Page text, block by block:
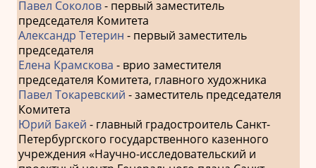
Павел Соколов- первый заместитель
председателя Комитета
Александр Тетерин - первый заместитель
председателя
Елена Крамскова - врио заместителя
председателя Комитета, главного художника
Павел Токаревский - заместитель председателя
Комитета
Юрий Бакей - главный градостроитель Санкт-
Петербургского государственного казенного
учреждения «Научно-исследовательский и